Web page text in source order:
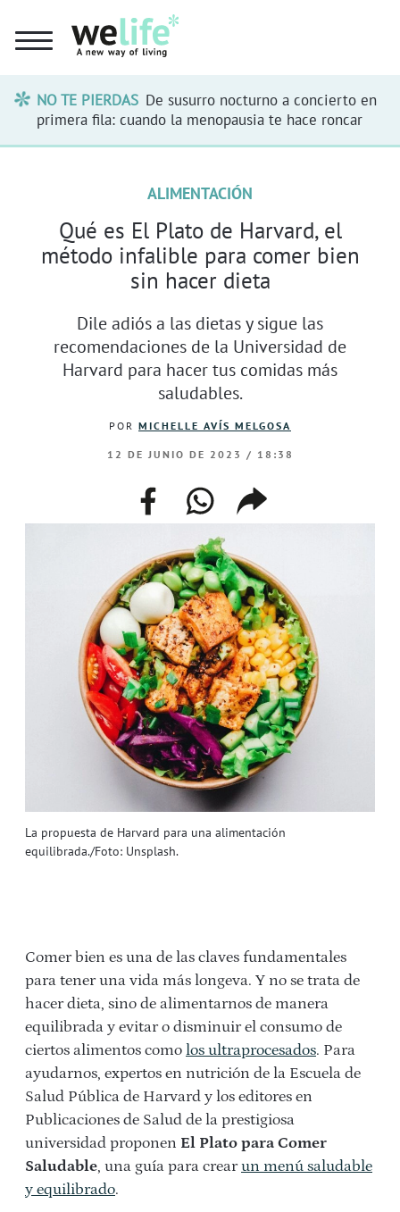
NO TE PIERDAS De susurro nocturno a concierto en
primera fila: cuando la menopausia te hace roncar
La propuesta de Harvard para una alimentación
equilibrada./Foto: Unsplash.
ALIMENTACIÓN
Qué es El Plato de Harvard, el
método infalible para comer bien
sin hacer dieta
Dile adiós a las dietas y sigue las
recomendaciones de la Universidad de
Harvard para hacer tus comidas más
saludables.
POR MICHELLE AVÍS MELGOSA
12 DE JUNIO DE 2023 / 18:38
facebookwhatsappcompartir
enlace
Comer bien es una de las claves fundamentales
para tener una vida más longeva. Y no se trata de
hacer dieta, sino de alimentarnos de manera
equilibrada y evitar o disminuir el consumo de
ciertos alimentos como los ultraprocesados. Para
ayudarnos, expertos en nutrición de la Escuela de
Salud Pública de Harvard y los editores en
Publicaciones de Salud de la prestigiosa
universidad proponen El Plato para Comer
Saludable, una guía para crearun menú saludable
y equilibrado.